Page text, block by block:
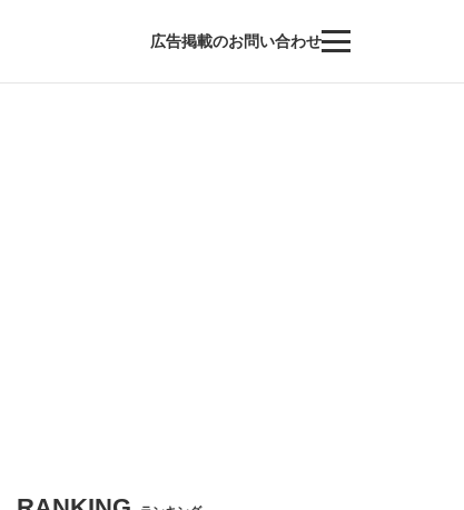
広告掲載のお問い合わせ